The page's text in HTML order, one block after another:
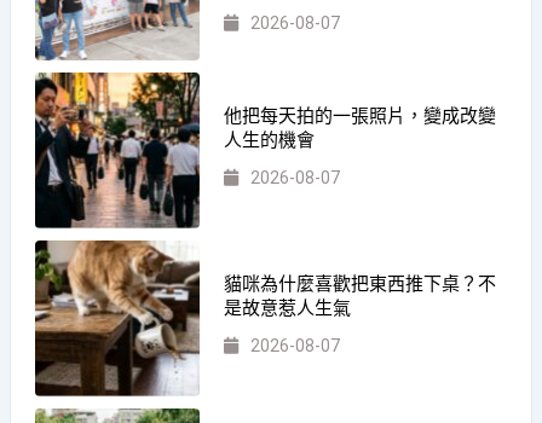
2026-08-07
他把每天拍的一張照片，變成改變
人生的機會
2026-08-07
貓咪為什麼喜歡把東西推下桌？不
是故意惹人生氣
2026-08-07